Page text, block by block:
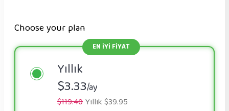
Choose your plan
Yıllık
$3.33/ay
$119.40Yıllık $39.95